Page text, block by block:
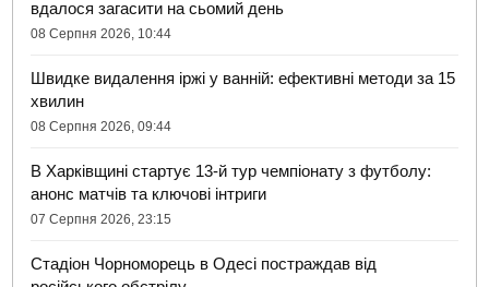
вдалося загасити на сьомий день
08 Серпня 2026, 10:44
Швидке видалення іржі у ванній: ефективні методи за 15
хвилин
08 Серпня 2026, 09:44
В Харківщині стартує 13-й тур чемпіонату з футболу:
анонс матчів та ключові інтриги
07 Серпня 2026, 23:15
Стадіон Чорноморець в Одесі постраждав від